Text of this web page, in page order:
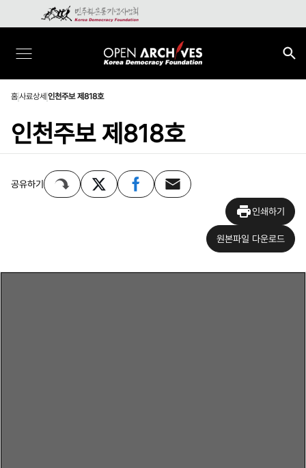
홈사료상세 인천주보 제818호
인천주보 제818호
공유하기
인쇄하기
원본파일 다운로드